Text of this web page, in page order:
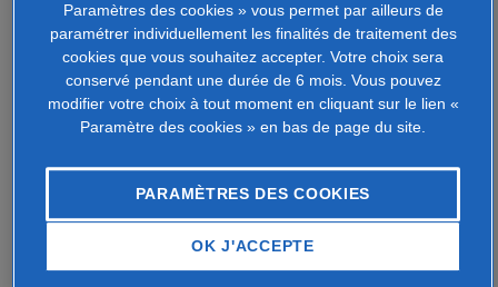
MON MESSAGE
Lionel a lutté contre de nombreuses maladies au cours
de sa vie. Il aurait aimé que la recherche médicale
Sa femme et ses enfants
LA CAUSE SOUTENUE
Paramètres des cookies » vous permet par ailleurs de
paramétrer individuellement les finalités de traitement des
cookies que vous souhaitez accepter. Votre choix sera
conservé pendant une durée de 6 mois. Vous pouvez
modifier votre choix à tout moment en cliquant sur le lien «
Paramètre des cookies » en bas de page du site.
PARAMÈTRES DES COOKIES
OK J'ACCEPTE